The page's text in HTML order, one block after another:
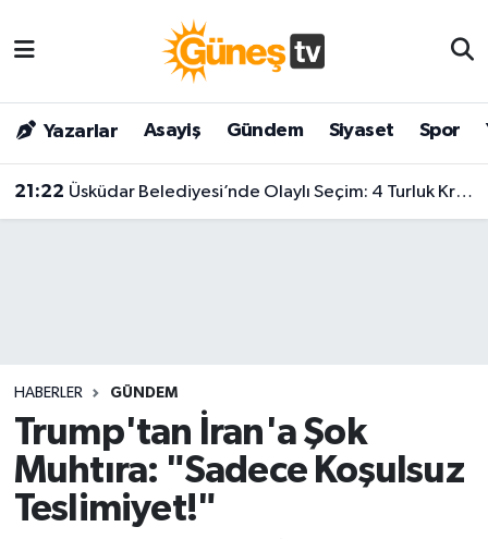
Yazarlar Asayiş Gündem Siyaset Spor
21:22 Üsküdar Belediyesi’nde Olaylı Seçim: 4 Turluk Krizin Ardından Sibel Tan Çetinkaya Kazandı!
HABERLER GÜNDEM
Trump'tan İran'a Şok
Muhtıra: "Sadece Koşulsuz
Teslimiyet!"
Bilim & Teknoloji
Dünya
Magazin
Siyaset
Spor
Malatya Nöbetçi Eczaneler
Malatya Hava Durumu
Malatya Namaz Vakitleri
Son Dakika Haberleri
Haber Arşivi